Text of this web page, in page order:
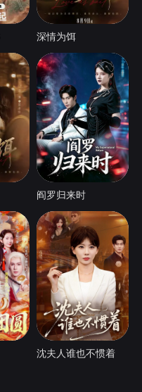
深情为饵
阎罗归来时
沈夫人谁也不惯着